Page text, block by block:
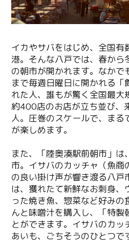
イカやサバをはじめ、全国有
港。そんな八戸では、春から
の朝市が開かれます。なか
まで毎週日曜日に開かれる「
れた人、誰もが驚く全国最大
約400店のお店が立ち並び、
人。圧巻のスケールで、まる
が楽しめます。
また、「陸奥湊駅前朝市」は
市。イサバのカッチャ（魚商
の良い掛け声が響き渡る八戸
は、獲れたて新鮮なお刺身、
った焼き魚、惣菜など好みの
んと味噌汁を購入し、「特製
とができます。イサバのカッ
あいも、ごちそうのひとつで